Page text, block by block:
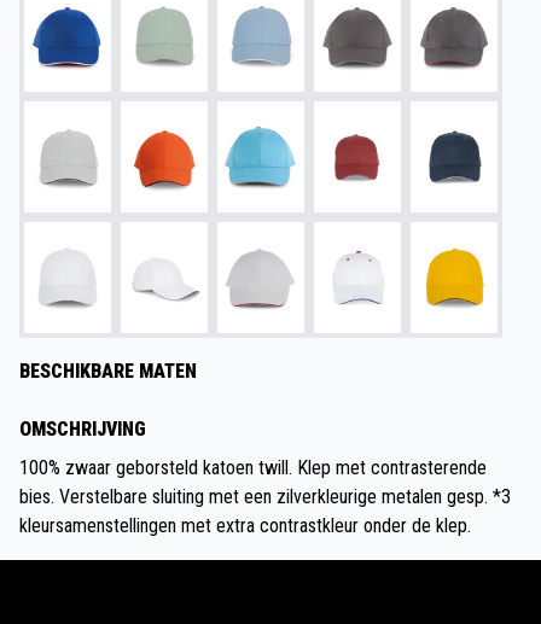
BESCHIKBARE MATEN
OMSCHRIJVING
100% zwaar geborsteld katoen twill. Klep met contrasterende
bies. Verstelbare sluiting met een zilverkleurige metalen gesp. *3
kleursamenstellingen met extra contrastkleur onder de klep.